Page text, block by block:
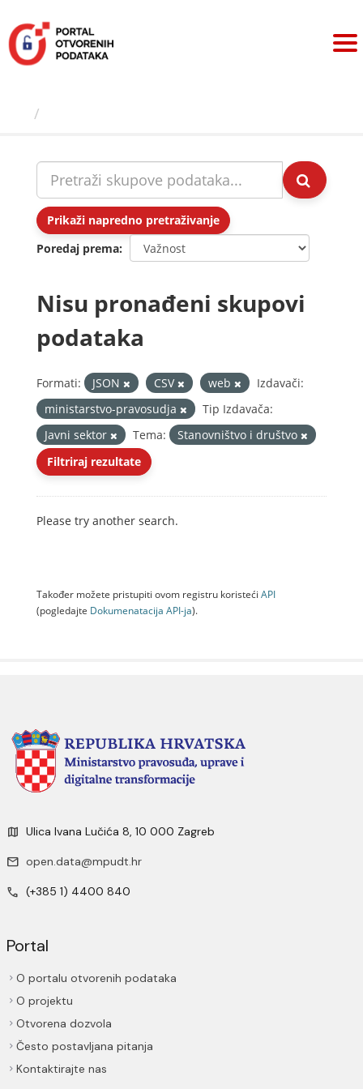
sadržaj
Prikaži napredno pretraživanje
Poredaj prema
Nisu pronađeni skupovi
podataka
Formati: JSON CSV web
Izdavači:
ministarstvo-pravosudja
Tip Izdavača:
Javni sektor
Tema:
Stanovništvo i društvo
Filtriraj rezultate
Please try another search.
Također možete pristupiti ovom registru koristeći API
(pogledajte Dokumenаtаcijа API-jа).